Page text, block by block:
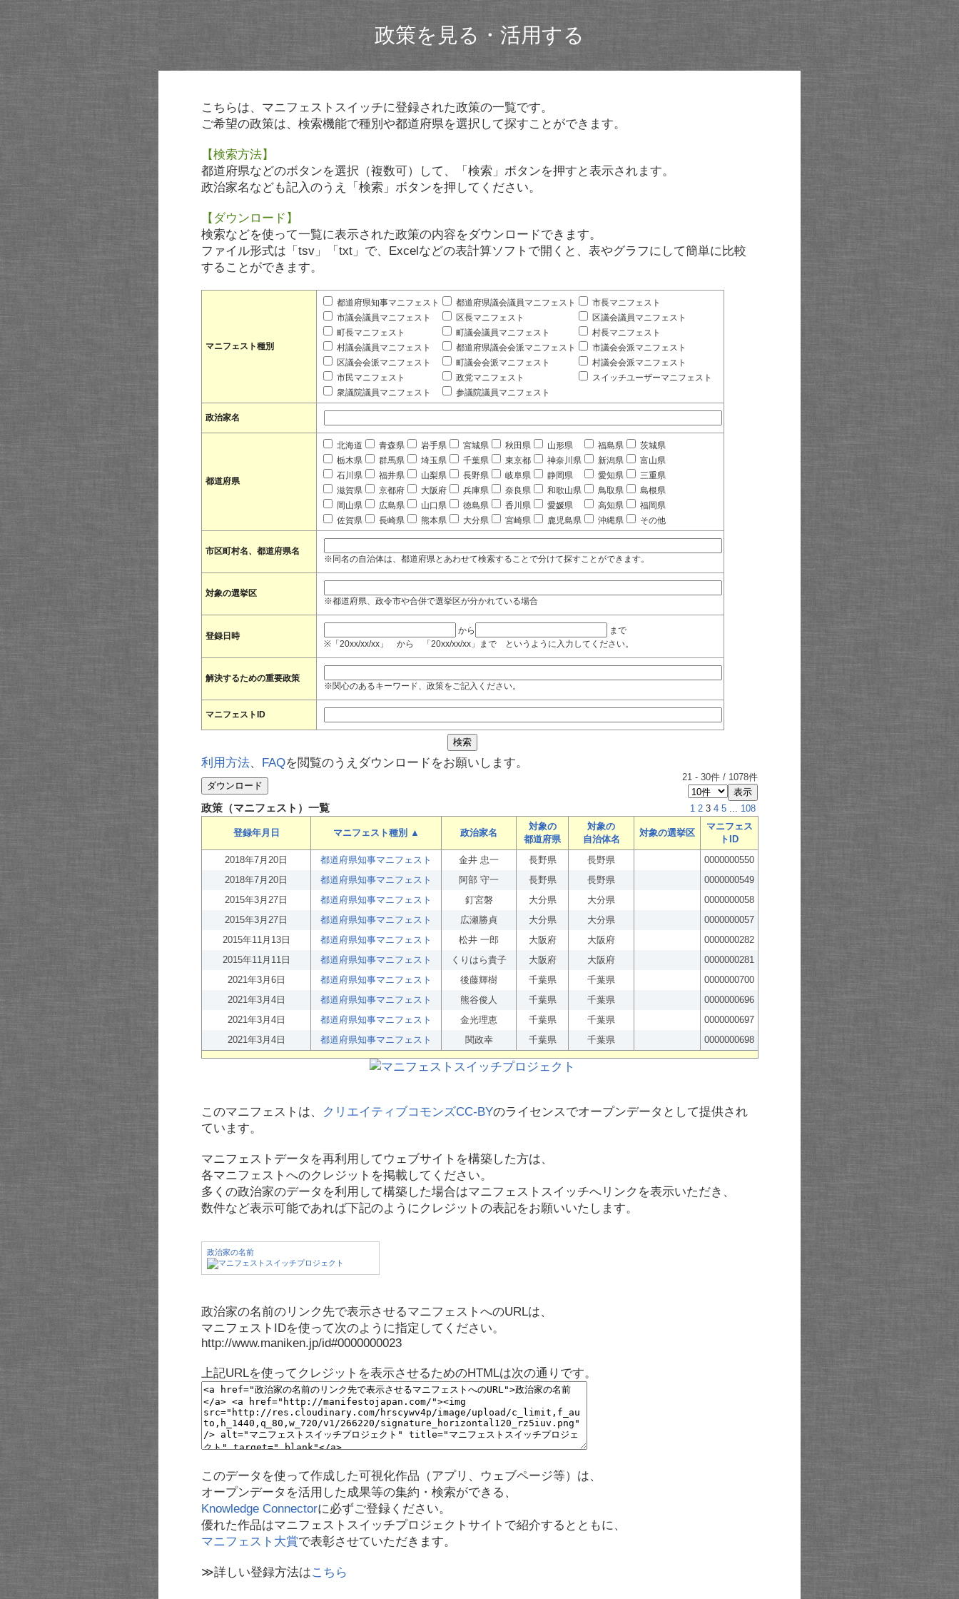
政策を見る・活用する
こちらは、マニフェストスイッチに登録された政策の一覧です。
ご希望の政策は、検索機能で種別や都道府県を選択して探すことができます。
【検索方法】
都道府県などのボタンを選択（複数可）して、「検索」ボタンを押すと表示されます。
政治家名なども記入のうえ「検索」ボタンを押してください。
【ダウンロード】
検索などを使って一覧に表示された政策の内容をダウンロードできます。
ファイル形式は「tsv」「txt」で、Excelなどの表計算ソフトで開くと、表やグラフにして簡単に比較
することができます。
マニフェスト種別
都道府県知事マニフェスト 都道府県議会議員マニフェスト
市長マニフェスト
市議会議員マニフェスト
区長マニフェスト
区議会議員マニフェスト
町長マニフェスト
町議会議員マニフェスト
村長マニフェスト
村議会議員マニフェスト
都道府県議会会派マニフェスト
市議会会派マニフェスト
区議会会派マニフェスト
町議会会派マニフェスト
村議会会派マニフェスト
市民マニフェスト
政党マニフェスト
スイッチユーザーマニフェスト
衆議院議員マニフェスト
参議院議員マニフェスト
政治家名
都道府県
北海道 青森県 岩手県 宮城県 秋田県 山形県 福島県
茨城県
栃木県
群馬県 埼玉県 千葉県 東京都 神奈川県 新潟県
富山県
石川県
福井県 山梨県 長野県 岐阜県 静岡県 愛知県
三重県
滋賀県
京都府 大阪府 兵庫県 奈良県 和歌山県 鳥取県
島根県
岡山県
広島県 山口県 徳島県 香川県 愛媛県 高知県
福岡県
佐賀県
長崎県 熊本県 大分県 宮崎県 鹿児島県 沖縄県 その他
市区町村名、都道府県名
※同名の自治体は、都道府県とあわせて検索することで分けて探すことができます。
対象の選挙区
※都道府県、政令市や合併で選挙区が分かれている場合
登録日時
から
まで
※「20xx/xx/xx」 から 「20xx/xx/xx」まで というように入力してください。
解決するための重要政策
※関心のあるキーワード、政策をご記入ください。
マニフェストID
利用方法、 FAQを閲覧のうえダウンロードをお願いします。
21 - 30件 / 1078件
政策（マニフェスト）一覧 1 2 3 4 5 ... 108
登録年月日 マニフェスト種別 ▲ 政治家名
対象の
都道府県
対象の
自治体名
対象の選挙区
マニフェス
トID
2018年7月20日
都道府県知事マニフェスト 金井 忠一 長野県 長野県
0000000550
2018年7月20日
都道府県知事マニフェスト 阿部 守一 長野県 長野県
0000000549
2015年3月27日
都道府県知事マニフェスト 釘宮磐 大分県 大分県
0000000058
2015年3月27日
都道府県知事マニフェスト 広瀬勝貞 大分県 大分県
0000000057
2015年11月13日
都道府県知事マニフェスト 松井 一郎 大阪府 大阪府
0000000282
2015年11月11日
都道府県知事マニフェスト くりはら貴子 大阪府 大阪府
0000000281
2021年3月6日
都道府県知事マニフェスト 後藤輝樹 千葉県 千葉県
0000000700
2021年3月4日
都道府県知事マニフェスト 熊谷俊人 千葉県 千葉県
0000000696
2021年3月4日
都道府県知事マニフェスト 金光理恵 千葉県 千葉県
0000000697
2021年3月4日
都道府県知事マニフェスト 関政幸 千葉県 千葉県 0000000698
このマニフェストは、 クリエイティブコモンズCC-BYのライセンスでオープンデータとして提供され
ています。
マニフェストデータを再利用してウェブサイトを構築した方は、
各マニフェストへのクレジットを掲載してください。
多くの政治家のデータを利用して構築した場合はマニフェストスイッチへリンクを表示いただき、
数件など表示可能であれば下記のようにクレジットの表記をお願いいたします。
政治家の名前
政治家の名前のリンク先で表示させるマニフェストへのURLは、
マニフェストIDを使って次のように指定してください。
http://www.maniken.jp/id#0000000023
上記URLを使ってクレジットを表示させるためのHTMLは次の通りです。
このデータを使って作成した可視化作品（アプリ、ウェブページ等）は、
オープンデータを活用した成果等の集約・検索ができる、
Knowledge Connectorに必ずご登録ください。
優れた作品はマニフェストスイッチプロジェクトサイトで紹介するとともに、
マニフェスト大賞で表彰させていただきます。
≫詳しい登録方法はこちら